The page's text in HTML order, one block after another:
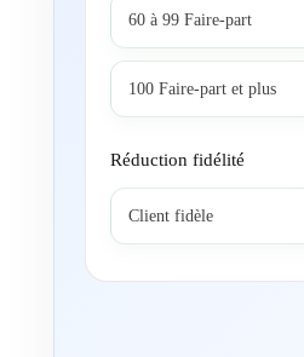
60 à 99 Faire-part
100 Faire-part et plus
Réduction fidélité
Client fidèle